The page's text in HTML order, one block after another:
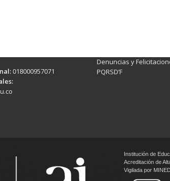
018000957071
Denuncias y
PQRSD’F
Institución de
Acreditación de
Vigilada por